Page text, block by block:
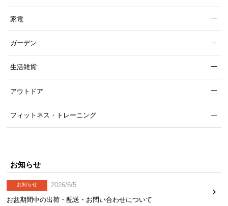
棚板のサイズ
約52.7㎝
収納の取っ手はくり抜きを採用し、過度な装飾のな
いシンプルなデザインとなっています。
家電
ガーデン
生活雑貨
アウトドア
フィットネス・トレーニング
お知らせ
お知らせ
2026/8/5
お盆期間中の出荷・配送・お問い合わせについて